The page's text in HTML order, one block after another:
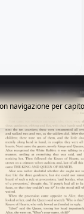
navigazione per